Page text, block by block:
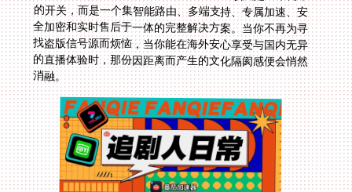
消融。